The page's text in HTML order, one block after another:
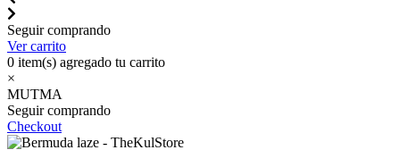
Seguir comprando
Ver carrito
0 item(s) agregado tu carrito
×
MUTMA
Seguir comprando
Checkout